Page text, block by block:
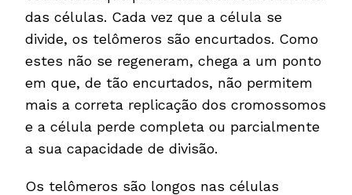
das células. Cada vez que a célula se
divide, os telômeros são encurtados. Como
estes não se regeneram, chega a um ponto
em que, de tão encurtados, não permitem
mais a correta replicação dos cromossomos
e a célula perde completa ou parcialmente
a sua capacidade de divisão.
Os telômeros são longos nas células